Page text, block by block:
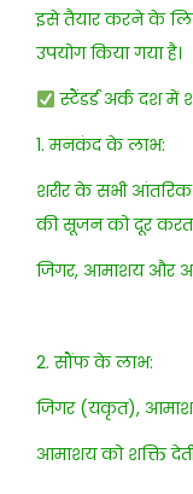
इसे तैयार करने के
उपयोग किया गया है।
स्टैंडर्ड अर्क दश में
1. मनकंद के लाभ:
शरीर के सभी
की सूजन को दूर
जिगर, आमाशय और
2. सौंफ के लाभ:
जिगर (यकृत),
आमाशय को शक्ति